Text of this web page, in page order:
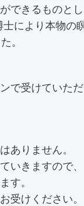
できるものとし
により本物の
。
で受けていた
ありません。
いきますので
す。
受けください。